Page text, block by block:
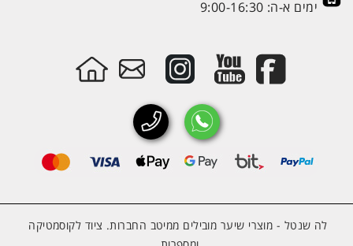
ימים א-ה: 9:00-16:30
לה שנטל - מוצרי שיער מובילים ממיטב החברות. ציוד לקוסמטיקה